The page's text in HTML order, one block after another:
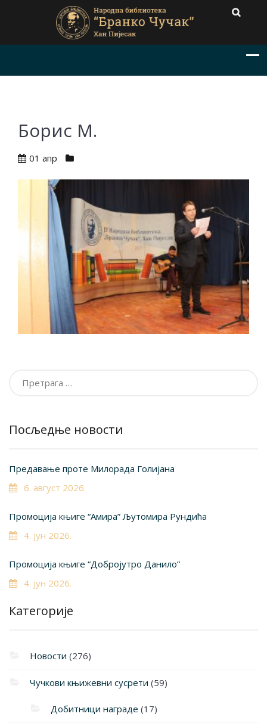
Борис М.
01 апр
Посљедње новости
Предавање проте Милорада Голијана
6. август 2026.
Промоција књиге “Амира” Љутомира Рундића
4. јун 2026.
Промоција књиге “Добројутро Данило”
4. јун 2026.
Категорије
Новости (276)
Чучкови књижевни сусрети (59)
Добитници награде (17)